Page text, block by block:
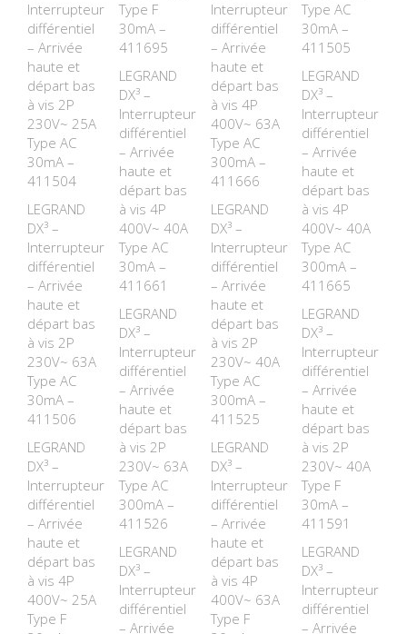
Interrupteur
différentiel
– Arrivée
haute et
départ bas
à vis 2P
230V~ 25A
Type AC
30mA –
411504
LEGRAND
DX³ –
Interrupteur
différentiel
– Arrivée
haute et
départ bas
à vis 2P
230V~ 63A
Type AC
30mA –
411506
LEGRAND
DX³ –
Interrupteur
différentiel
– Arrivée
haute et
départ bas
à vis 4P
400V~ 25A
Type F
Type F
30mA –
411695
LEGRAND
DX³ –
Interrupteur
différentiel
– Arrivée
haute et
départ bas
à vis 4P
400V~ 40A
Type AC
30mA –
411661
LEGRAND
DX³ –
Interrupteur
différentiel
– Arrivée
haute et
départ bas
à vis 2P
230V~ 63A
Type AC
300mA –
411526
LEGRAND
DX³ –
Interrupteur
différentiel
– Arrivée
Interrupteur
différentiel
– Arrivée
haute et
départ bas
à vis 4P
400V~ 63A
Type AC
300mA –
411666
LEGRAND
DX³ –
Interrupteur
différentiel
– Arrivée
haute et
départ bas
à vis 2P
230V~ 40A
Type AC
300mA –
411525
LEGRAND
DX³ –
Interrupteur
différentiel
– Arrivée
haute et
départ bas
à vis 4P
400V~ 63A
Type F
Type AC
30mA –
411505
LEGRAND
DX³ –
Interrupteur
différentiel
– Arrivée
haute et
départ bas
à vis 4P
400V~ 40A
Type AC
300mA –
411665
LEGRAND
DX³ –
Interrupteur
différentiel
– Arrivée
haute et
départ bas
à vis 2P
230V~ 40A
Type F
30mA –
411591
LEGRAND
DX³ –
Interrupteur
différentiel
– Arrivée